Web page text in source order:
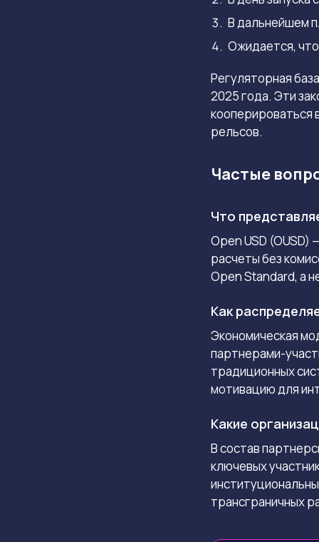
В дальнейшем
Ожидается,
Регуляторная база
2025 года. Эти
кооперироваться
рельсов.
Частые
Что
Open USD
расчеты без
Open Standard, а
Как
Экономическая
партнерами-
традиционных
мотивацию для
Какие
В состав
ключевых
трансграничных